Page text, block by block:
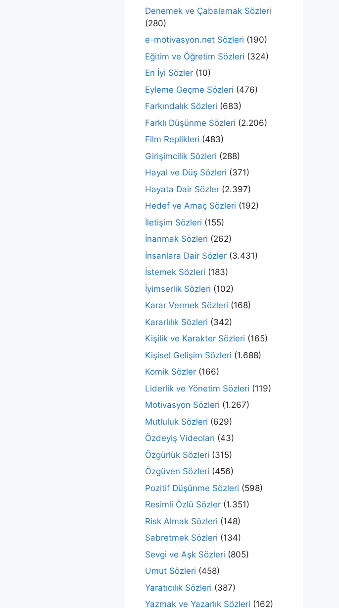
Denemek ve Çabalamak Sözleri
(280)
e-motivasyon.net Sözleri (190)
Eğitim ve Öğretim Sözleri (324)
En İyi Sözler (10)
Eyleme Geçme Sözleri (476)
Farkındalık Sözleri (683)
Farklı Düşünme Sözleri (2.206)
Film Replikleri (483)
Girişimcilik Sözleri (288)
Hayal ve Düş Sözleri (371)
Hayata Dair Sözler (2.397)
Hedef ve Amaç Sözleri (192)
İletişim Sözleri (155)
İnanmak Sözleri (262)
İnsanlara Dair Sözler (3.431)
İstemek Sözleri (183)
İyimserlik Sözleri (102)
Karar Vermek Sözleri (168)
Kararlılık Sözleri (342)
Kişilik ve Karakter Sözleri (165)
Kişisel Gelişim Sözleri (1.688)
Komik Sözler (166)
Liderlik ve Yönetim Sözleri (119)
Motivasyon Sözleri (1.267)
Mutluluk Sözleri (629)
Özdeyiş Videoları (43)
Özgürlük Sözleri (315)
Özgüven Sözleri (456)
Pozitif Düşünme Sözleri (598)
Resimli Özlü Sözler (1.351)
Risk Almak Sözleri (148)
Sabretmek Sözleri (134)
Sevgi ve Aşk Sözleri (805)
Umut Sözleri (458)
Yaratıcılık Sözleri (387)
Yazmak ve Yazarlık Sözleri (162)